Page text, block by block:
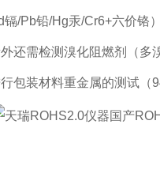
/Pb铅/Hg汞/Cr6+六价铬
外还需检测溴化阻燃剂 （
包装材料重金属的测试（